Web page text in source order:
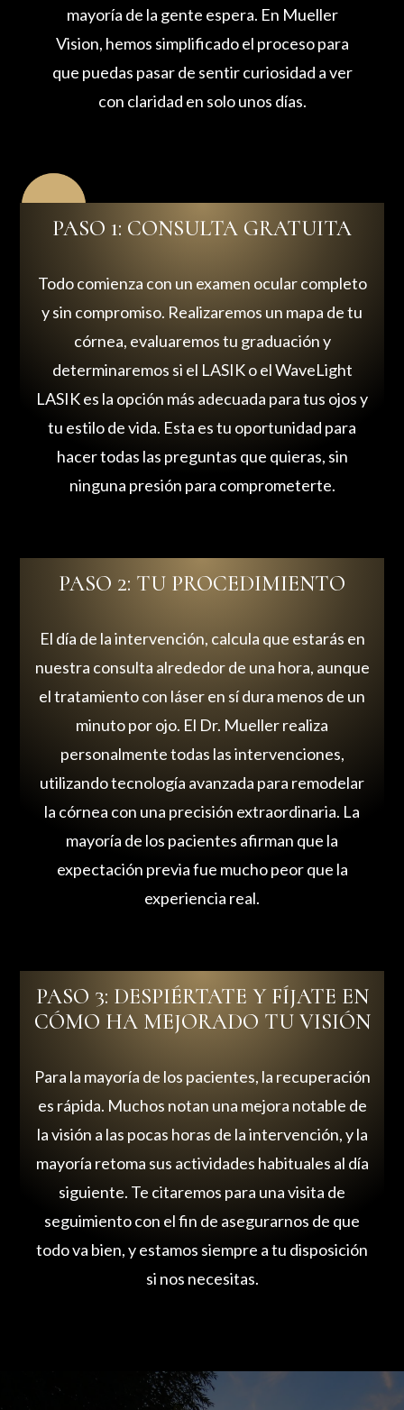
mayoría de la gente espera. En Mueller
Vision, hemos simplificado el proceso para
que puedas pasar de sentir curiosidad a ver
con claridad en solo unos días.
PASO 1: CONSULTA GRATUITA
Todo comienza con un examen ocular completo
y sin compromiso. Realizaremos un mapa de tu
córnea, evaluaremos tu graduación y
determinaremos si el LASIK o el WaveLight
LASIK es la opción más adecuada para tus ojos y
tu estilo de vida. Esta es tu oportunidad para
hacer todas las preguntas que quieras, sin
ninguna presión para comprometerte.
PASO 2: TU PROCEDIMIENTO
El día de la intervención, calcula que estarás en
nuestra consulta alrededor de una hora, aunque
el tratamiento con láser en sí dura menos de un
minuto por ojo. El Dr. Mueller realiza
personalmente todas las intervenciones,
utilizando tecnología avanzada para remodelar
la córnea con una precisión extraordinaria. La
mayoría de los pacientes afirman que la
expectación previa fue mucho peor que la
experiencia real.
PASO 3: DESPIÉRTATE Y FÍJATE EN
CÓMO HA MEJORADO TU VISIÓN
Para la mayoría de los pacientes, la recuperación
es rápida. Muchos notan una mejora notable de
la visión a las pocas horas de la intervención, y la
mayoría retoma sus actividades habituales al día
siguiente. Te citaremos para una visita de
seguimiento con el fin de asegurarnos de que
todo va bien, y estamos siempre a tu disposición
si nos necesitas.